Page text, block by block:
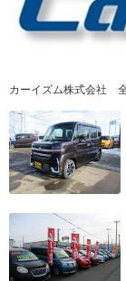
カーイズム株式会社